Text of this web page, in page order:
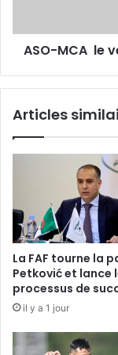
à
17hASO-MCA le
Articles
La FAF tourne la
Petković et lance
processus de
il y a 1 jour